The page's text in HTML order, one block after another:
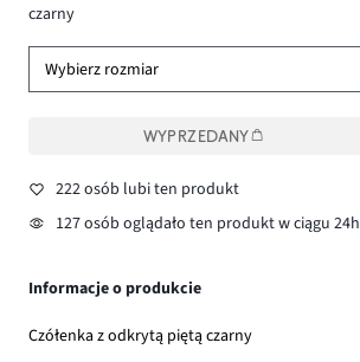
czarny
Wybierz rozmiar
WYPRZEDANY
222 osób lubi ten produkt
127 osób oglądało ten produkt w ciągu 24h
Informacje o produkcie
Czółenka z odkrytą piętą czarny